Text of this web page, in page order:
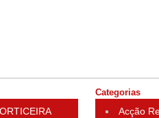
Categorias
Acção